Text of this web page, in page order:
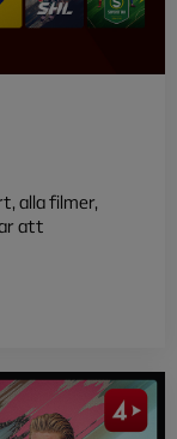
alla filmer,
att